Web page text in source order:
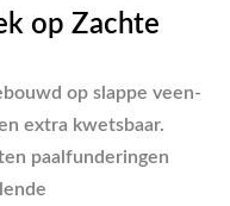
op Zachte
op slappe veen-
extra kwetsbaar.
paalfunderingen